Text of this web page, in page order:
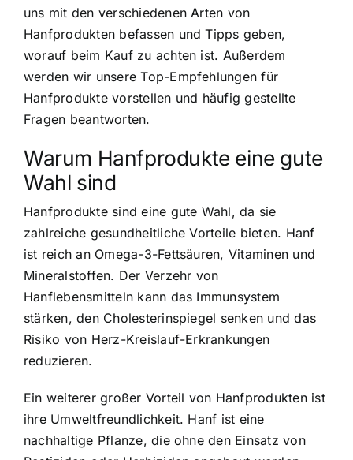
uns mit den verschiedenen Arten von
Hanfprodukten befassen und Tipps geben,
worauf beim Kauf zu achten ist. Außerdem
werden wir unsere Top-Empfehlungen für
Hanfprodukte vorstellen und häufig gestellte
Fragen beantworten.
Warum Hanfprodukte eine gute
Wahl sind
Hanfprodukte sind eine gute Wahl, da sie
zahlreiche gesundheitliche Vorteile bieten. Hanf
ist reich an Omega-3-Fettsäuren, Vitaminen und
Mineralstoffen. Der Verzehr von
Hanflebensmitteln kann das Immunsystem
stärken, den Cholesterinspiegel senken und das
Risiko von Herz-Kreislauf-Erkrankungen
reduzieren.
Ein weiterer großer Vorteil von Hanfprodukten ist
ihre Umweltfreundlichkeit. Hanf ist eine
nachhaltige Pflanze, die ohne den Einsatz von